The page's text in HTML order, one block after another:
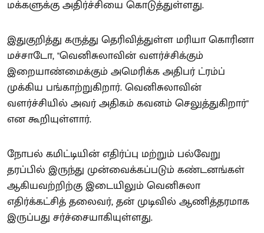
மக்களுக்கு அதிர்ச்சியை கொடுத்துள்ளது.
இதுகுறித்து கருத்து தெரிவித்துள்ள மரியா கொரினா
மச்சாடோ, "வெனிசுலாவின் வளர்ச்சிக்கும்
இறையாண்மைக்கும் அமெரிக்க அதிபர் ட்ரம்ப்
முக்கிய பங்காற்றுகிறார். வெனிசுலாவின்
வளர்ச்சியில் அவர் அதிகம் கவனம் செலுத்துகிறார்"
என கூறியுள்ளார்.
நோபல் கமிட்டியின் எதிர்ப்பு மற்றும் பல்வேறு
தரப்பில் இருந்து முன்வைக்கப்படும் கண்டனங்கள்
ஆகியவற்றிற்கு இடையிலும் வெனிசுலா
எதிர்க்கட்சித் தலைவர், தன் முடிவில் ஆணித்தரமாக
இருப்பது சர்ச்சையாகியுள்ளது.